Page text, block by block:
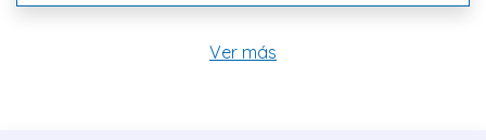
Ver más